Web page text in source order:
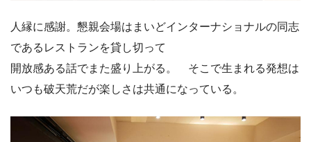
人縁に感謝。懇親会場はまいどインターナショナルの同志
であるレストランを貸し切って
開放感ある話でまた盛り上がる。 そこで生まれる発想は
いつも破天荒だが楽しさは共通になっている。